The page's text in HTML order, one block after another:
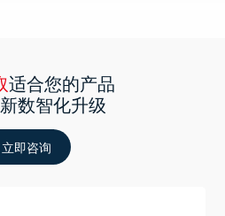
适合您的产品
数智化升级
立即咨询